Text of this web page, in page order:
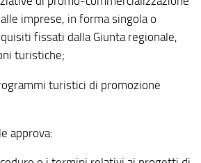
imprese, in forma singola o
fissati dalla Giunta regionale,
turistiche;
turistici di promozione
approva: